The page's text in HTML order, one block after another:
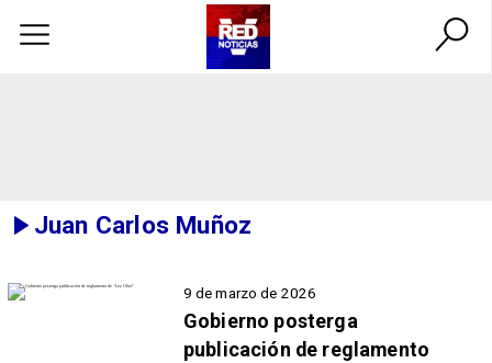
Juan Carlos Muñoz
9 de marzo de 2026
Gobierno posterga
publicación de reglamento